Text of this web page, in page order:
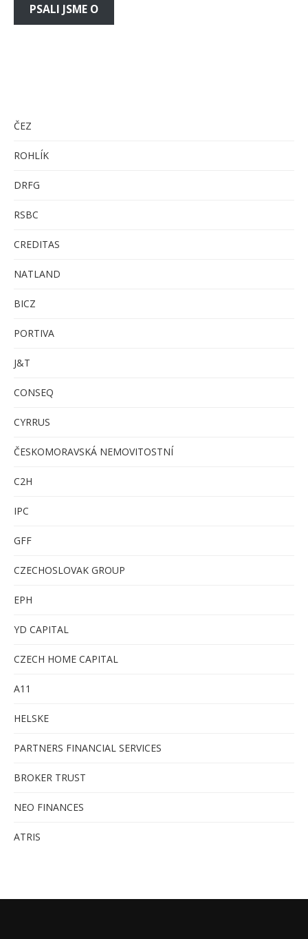
PSALI JSME O
ČEZ
ROHLÍK
DRFG
RSBC
CREDITAS
NATLAND
BICZ
PORTIVA
J&T
CONSEQ
CYRRUS
ČESKOMORAVSKÁ NEMOVITOSTNÍ
C2H
IPC
GFF
CZECHOSLOVAK GROUP
EPH
YD CAPITAL
CZECH HOME CAPITAL
A11
HELSKE
PARTNERS FINANCIAL SERVICES
BROKER TRUST
NEO FINANCES
ATRIS